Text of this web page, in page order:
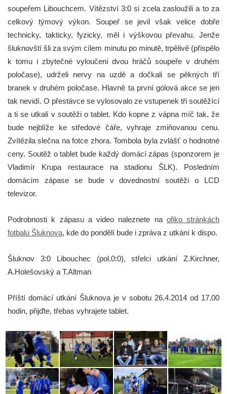
soupeřem Libouchcem. Vítězství 3:0 si zcela zasloužili a to za
celkový týmový výkon. Soupeř se jevil však velice dobře
technicky, takticky, fyzicky, měl i výškovou převahu. Jenže
šluknovští šli za svým cílem minutu po minutě, trpělivě (přispělo
k tomu i zbytečné vyloučení dvou hráčů soupeře v druhém
poločase), udrželi nervy na uzdě a dočkali se pěkných tří
branek v druhém poločase. Hlavně ta první gólová akce se jen
tak nevidí. O přestávce se vylosovalo ze vstupenek tři soutěžící
a ti se utkali v soutěži o tablet. Kdo kopne z vápna míč tak, že
bude nejblíže ke středové čáře, vyhraje zmiňovanou cenu.
Zvítězila slečna na fotce zhora. Tombola byla zvlášť o hodnotné
ceny. Soutěž o tablet bude každý domácí zápas (sponzorem je
Vladimír Krupa restaurace na stadionu ŠLK). Posledním
domácím zápase se bude v dovednostní soutěži o LCD
televizor.
Podrobnosti k zápasu a video naleznete na ofiko stránkách
fotbalu Šluknova, kde do pondělí bude i zpráva z utkání k dispo.
Šluknov 3:0 Libouchec (pol.0:0), střelci utkání Z.Kirchner,
A.Holešovský a T.Altman
Příští domácí utkání Šluknova je v sobotu 26.4.2014 od 17,00
hodin, přijďte, třebas vyhrajete tablet.